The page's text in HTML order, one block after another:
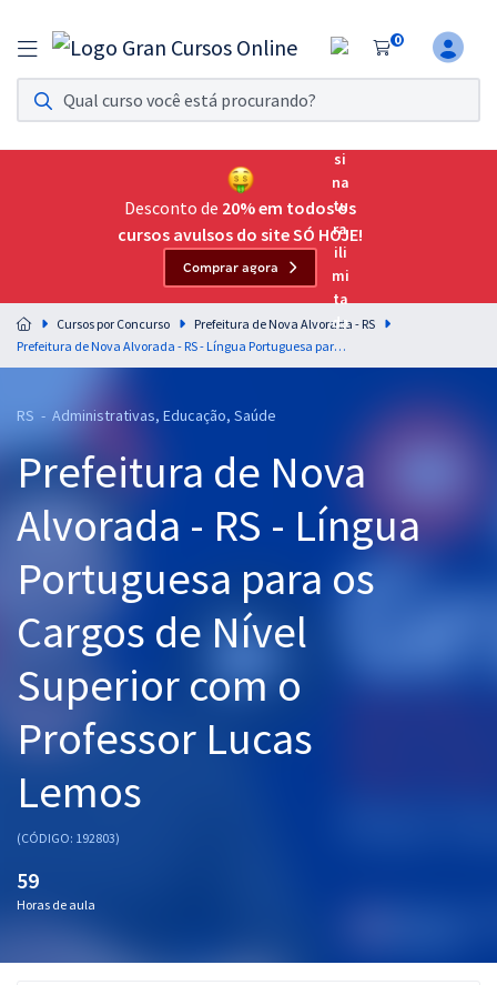
0
Assinatura Ilimitada 11
Acesso a todos os cursos. Teste grátis por 7 dias!
Assinatura OAB Até Passar
Acesso ilimitado a toda preparação para o Exame da
Residências Multiprofissionais
Preparação completa e intensiva para as principais
residências em saúde do Brasil
Cursos 20% OFF
Pós
Graduação
OAB
Questões grátis
Desconto de 20% em todos os
cursos avulsos do site SÓ HOJE!
Comprar agora
Cursos por Concurso
Prefeitura de Nova Alvorada - RS
Prefeitura de Nova Alvorada - RS - Língua Portuguesa para os Cargos de Nível Superior com o Professor Lucas Lemos
RS - Administrativas, Educação, Saúde
Prefeitura de Nova
Alvorada - RS - Língua
Portuguesa para os
Cargos de Nível
Superior com o
Professor Lucas
Lemos
(CÓDIGO: 192803)
59
Horas de aula